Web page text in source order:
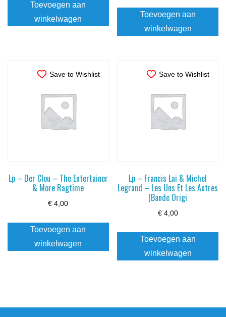
Toevoegen aan
winkelwagen
Toevoegen aan
winkelwagen
Save to Wishlist
Lp – Der Clou – The Entertainer
& More Ragtime
€ 4,00
Toevoegen aan
winkelwagen
Save to Wishlist
Lp – Francis Lai & Michel
Legrand – Les Uns Et Les Autres
(Bande Origi
€4,00
Toevoegen aan
winkelwagen